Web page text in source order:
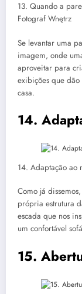
13. Quando a
Fotograf Wnętrz
Se levantar uma
imagem, onde
aproveitar para
exibições que dão
casa.
14.
14. Adaptação
Como já
própria estrutura
escada que nos
um confortável
15.